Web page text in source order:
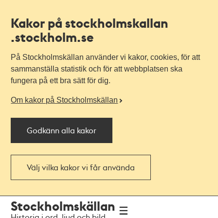
Kakor på stockholmskallan
.stockholm.se
På Stockholmskällan använder vi kakor, cookies, för att
sammanställa statistik och för att webbplatsen ska
fungera på ett bra sätt för dig.
Om kakor på Stockholmskällan
Godkänn alla kakor
Välj vilka kakor vi får använda
navigationen
huvudinnehållet
Stockholmskällan